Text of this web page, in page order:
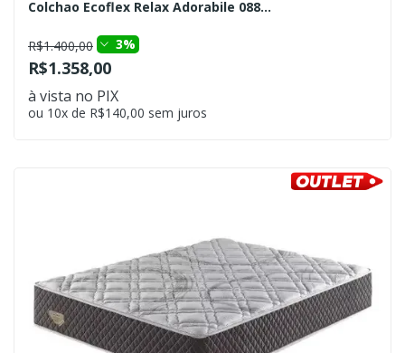
Colchao Ecoflex Relax Adorabile 088...
R$1.400,00 3%
R$1.358,00
à vista no PIX
ou 10x de R$140,00 sem juros